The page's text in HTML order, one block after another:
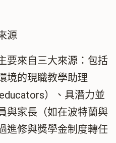
源
來自三大來源：包括
境的現職教學助理
）
、具潛力並
與家長（如在波特蘭與
進修與獎學金制度轉任